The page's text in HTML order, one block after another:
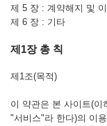
제 5 장 : 계약해지 및
제 6 장 : 기타
제1장 총 칙
제1조(목적)
이 약관은 본 사이트(
"서비스"라 한다)의 이